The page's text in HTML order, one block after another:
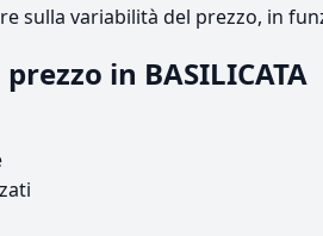
sulla variabilità del prezzo, in
in BASILICATA